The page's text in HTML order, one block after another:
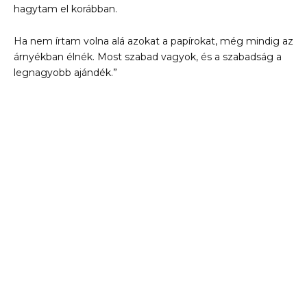
hagytam el korábban.
Ha nem írtam volna alá azokat a papírokat, még mindig az
árnyékban élnék. Most szabad vagyok, és a szabadság a
legnagyobb ajándék.”